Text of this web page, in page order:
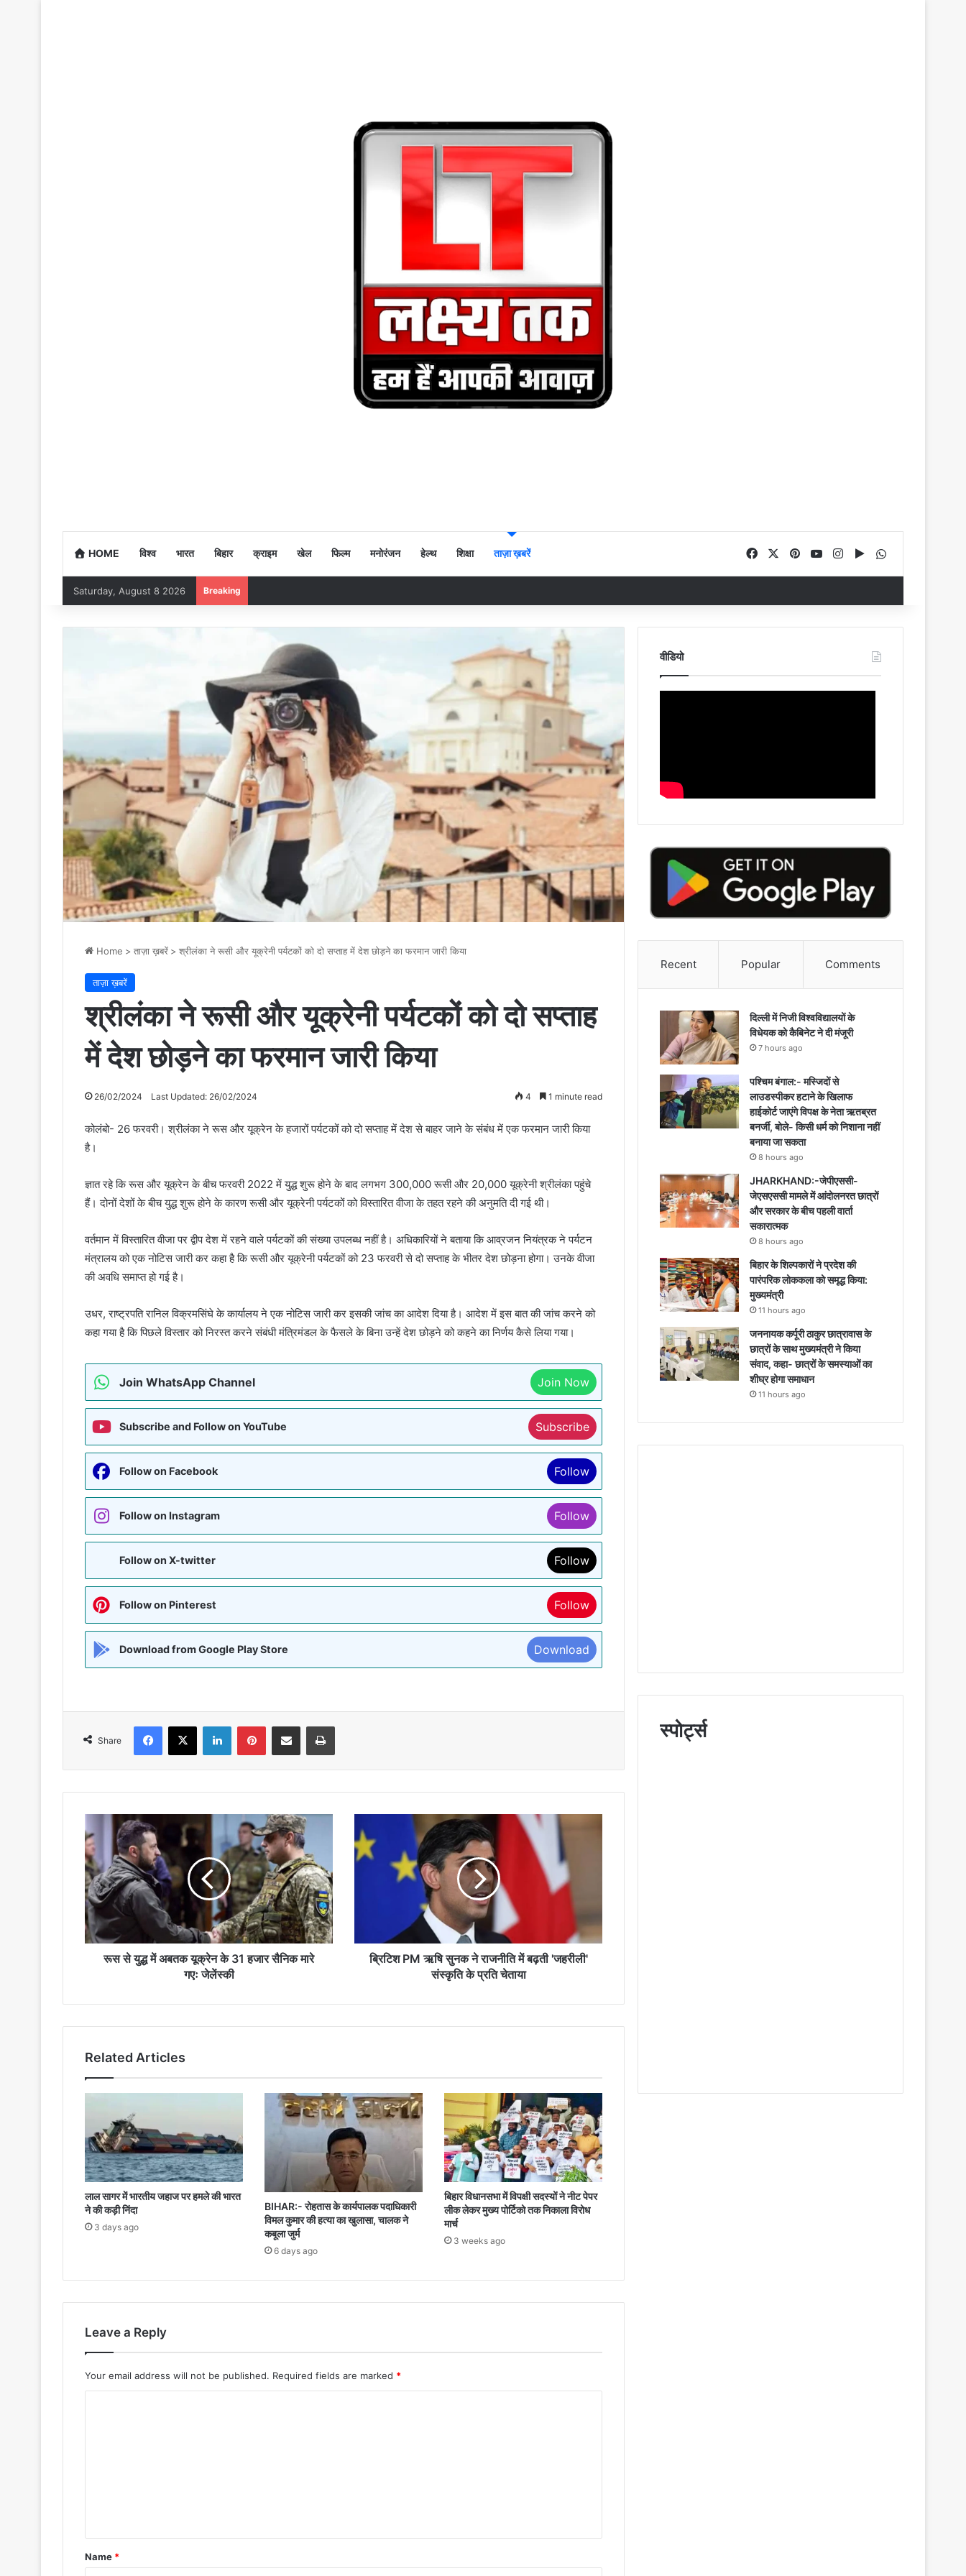
HOME विश्व भारत बिहार क्राइम खेल फिल्म मनोरंजन हेल्थ शिक्षा ताज़ा ख़बरें FacebookPinterestYouTubeInstagram
Google Play
Saturday, August 8 2026 Breaking
Home > ताज़ा ख़बरें > श्रीलंका ने रूसी और यूक्रेनी पर्यटकों को दो सप्ताह में देश छोड़ने का फरमान जारी किया
ताज़ा ख़बरें
श्रीलंका ने रूसी और यूक्रेनी पर्यटकों को दो सप्ताह
में देश छोड़ने का फरमान जारी किया
26/02/2024 Last Updated: 26/02/2024 4 1 minute read
कोलंबो- 26 फरवरी। श्रीलंका ने रूस और यूक्रेन के हजारों पर्यटकों को दो सप्ताह में देश से बाहर जाने के संबंध में एक फरमान जारी किया
है।
ज्ञात रहे कि रूस और यूक्रेन के बीच फरवरी 2022 में युद्ध शुरू होने के बाद लगभग 300,000 रूसी और 20,000 यूक्रेनी श्रीलंका पहुंचे
हैं। दोनों देशों के बीच युद्ध शुरू होने के कारण रूसी और यूक्रेनी पर्यटकों को विस्तारित वीजा के तहत रहने की अनुमति दी गई थी।
वर्तमान में विस्तारित वीजा पर द्वीप देश में रहने वाले पर्यटकों की संख्या उपलब्ध नहीं है। अधिकारियों ने बताया कि आव्रजन नियंत्रक ने पर्यटन
मंत्रालय को एक नोटिस जारी कर कहा है कि रूसी और यूक्रेनी पर्यटकों को 23 फरवरी से दो सप्ताह के भीतर देश छोड़ना होगा। उनके वीजा
की अवधि समाप्त हो गई है।
उधर, राष्ट्रपति रानिल विक्रमसिंघे के कार्यालय ने एक नोटिस जारी कर इसकी जांच का आदेश दिया है। आदेश में इस बात की जांच करने को
कहा गया है कि पिछले विस्तार को निरस्त करने संबंधी मंत्रिमंडल के फैसले के बिना उन्हें देश छोड़ने को कहने का निर्णय कैसे लिया गया।
Join WhatsApp Channel Join Now
Subscribe and Follow on YouTube Subscribe
Follow on Facebook Follow
Follow on Instagram Follow
Follow on X-twitter Follow
Follow on Pinterest Follow
Download from Google Play Store Download
Share
Facebook
X LinkedInPinterestShare via Email Print
से
युद्ध
में
अबतक
यूक्रेन
के
31
हजार
सैनिक
जेलेंस्की
रूस से युद्ध में अबतक यूक्रेन के 31 हजार सैनिक मारे
गएः जेलेंस्की
PM
ऋषि
'जहरीली'
संस्कृति
चेताया
ब्रिटिश PM ऋषि सुनक ने राजनीति में बढ़ती 'जहरीली'
संस्कृति के प्रति चेताया
Related Articles
लाल सागर में भारतीय जहाज पर हमले की भारत
ने की कड़ी निंदा
3 days ago
BIHAR:- रोहतास के कार्यपालक पदाधिकारी
विमल कुमार की हत्या का खुलासा, चालक ने
कबूला जुर्म
6 days ago
बिहार विधानसभा में विपक्षी सदस्यों ने नीट पेपर
लीक लेकर मुख्य पोर्टिको तक निकाला विरोध
मार्च
3 weeks ago
Leave a Reply
Your email address will not be published. Required fields are marked *
*
Name *
वीडियो
Recent Popular Comments
दिल्ली में निजी विश्वविद्यालयों के
विधेयक को कैबिनेट ने दी मंजूरी
7 hours ago
पश्चिम बंगाल:- मस्जिदों से
लाउडस्पीकर हटाने के खिलाफ
हाईकोर्ट जाएंगे विपक्ष के नेता ऋतब्रत
बनर्जी, बोले- किसी धर्म को निशाना नहीं
बनाया जा सकता
8 hours ago
JHARKHAND:-जेपीएससी-
जेएसएससी मामले में आंदोलनरत छात्रों
और सरकार के बीच पहली वार्ता
सकारात्मक
8 hours ago
बिहार के शिल्पकारों ने प्रदेश की
पारंपरिक लोककला को समृद्ध किया:
मुख्यमंत्री
11 hours ago
जननायक कर्पूरी ठाकुर छात्रावास के
छात्रों के साथ मुख्यमंत्री ने किया
संवाद, कहा- छात्रों के समस्याओं का
शीघ्र होगा समाधान
11 hours ago
स्पोर्ट्स